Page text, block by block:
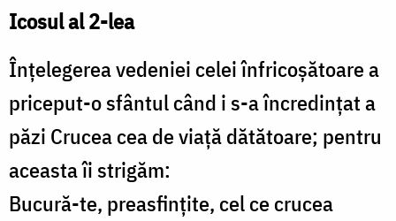
Icosul al 2-lea
Înțelegerea vedeniei celei înfricoșătoare a
priceput-o sfântul când i s-a încredințat a
păzi Crucea cea de viață dătătoare; pentru
aceasta îi strigăm:
Bucură-te, preasfințite, cel ce crucea